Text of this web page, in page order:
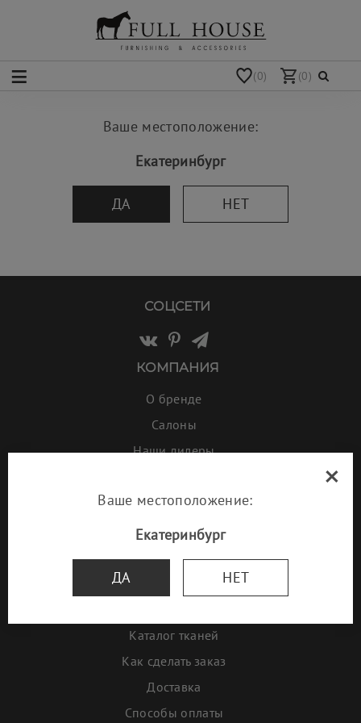
(0) (0)
Ваше местоположение:
Екатеринбург
ДА НЕТ
СОЦСЕТИ
КОМПАНИЯ
О бренде
Салоны
Наши дилеры
Проекты дизайнеров
Наша мебель в ресторанах
Акции и скидки
Каталог тканей
Как сделать заказ
Доставка
Способы оплаты
×
Ваше местоположение:
Екатеринбург
ДА НЕТ